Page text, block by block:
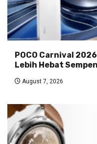
POCO Carnival
Lebih Hebat
August 7, 2026